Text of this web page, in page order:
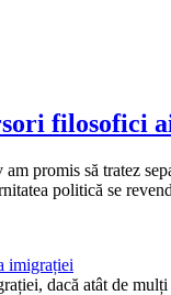
filosofici
promis să tratez
politică se
imigrației
dacă atât de